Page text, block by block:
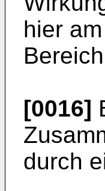
hier
[0016]
durch